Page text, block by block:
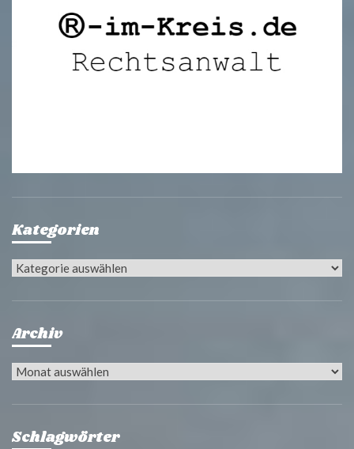
Kategorien
Kategorien
Archiv
Archiv
Schlagwörter